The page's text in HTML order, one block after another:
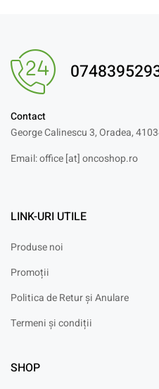
Contact
George Calinescu 3, Oradea,
Email: office [at] oncoshop.ro
LINK-URI UTILE
Produse noi
Promoții
Politica de Retur și Anulare
Termeni și condiții
SHOP